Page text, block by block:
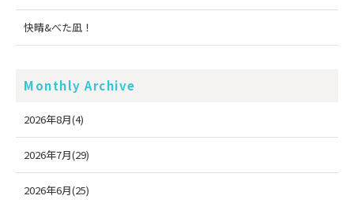
快晴&べた凪！
Monthly Archive
2026年8月(4)
2026年7月(29)
2026年6月(25)